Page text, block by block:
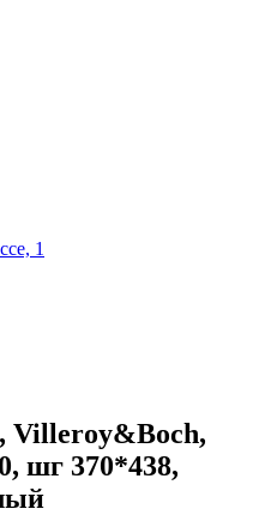
1
Villeroy&Boch,
шг 370*438,